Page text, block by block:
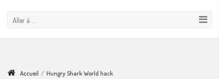
Aller à ...
Accueil / Hungry Shark World hack